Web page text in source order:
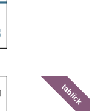
tablick